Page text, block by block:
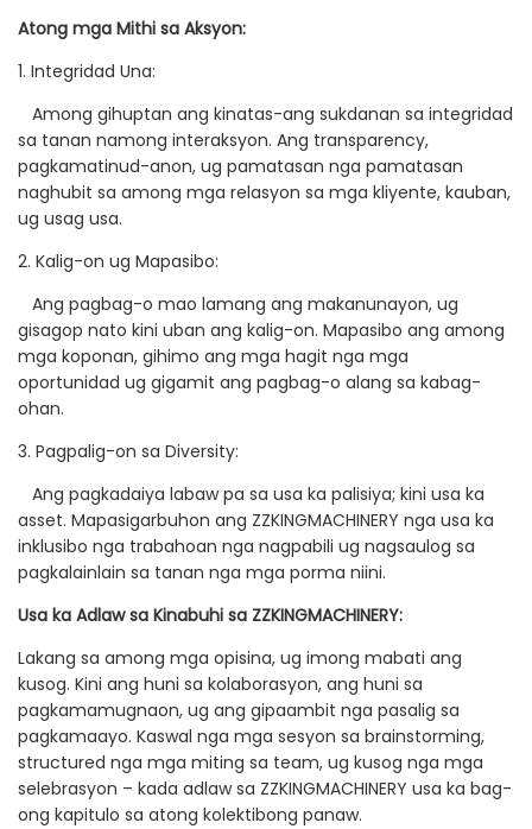
Atong mga Mithi sa Aksyon:
1. Integridad Una:
Among gihuptan ang kinatas-ang sukdanan sa integridad
sa tanan namong interaksyon. Ang transparency,
pagkamatinud-anon, ug pamatasan nga pamatasan
naghubit sa among mga relasyon sa mga kliyente, kauban,
ug usag usa.
2. Kalig-on ug Mapasibo:
Ang pagbag-o mao lamang ang makanunayon, ug
gisagop nato kini uban ang kalig-on. Mapasibo ang among
mga koponan, gihimo ang mga hagit nga mga
oportunidad ug gigamit ang pagbag-o alang sa kabag-
ohan.
3. Pagpalig-on sa Diversity:
Ang pagkadaiya labaw pa sa usa ka palisiya; kini usa ka
asset. Mapasigarbuhon ang ZZKINGMACHINERY nga usa ka
inklusibo nga trabahoan nga nagpabili ug nagsaulog sa
pagkalainlain sa tanan nga mga porma niini.
Usa ka Adlaw sa Kinabuhi sa ZZKINGMACHINERY:
Lakang sa among mga opisina, ug imong mabati ang
kusog. Kini ang huni sa kolaborasyon, ang huni sa
pagkamamugnaon, ug ang gipaambit nga pasalig sa
pagkamaayo. Kaswal nga mga sesyon sa brainstorming,
structured nga mga miting sa team, ug kusog nga mga
selebrasyon – kada adlaw sa ZZKINGMACHINERY usa ka bag-
ong kapitulo sa atong kolektibong panaw.